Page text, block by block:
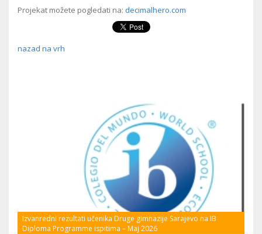
Projekat možete pogledati na: decimalhero.com
nazad na vrh
Izvanredni rezultati učenika Druge gimnazije Sarajevo na IB
Diploma Programme ispitima – Maj 2026